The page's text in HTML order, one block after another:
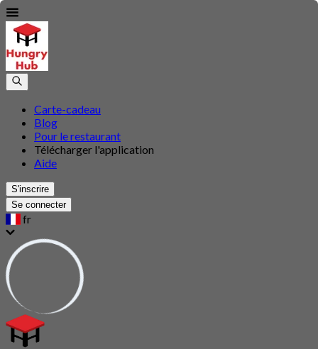
Carte-cadeau
Blog
Pour le restaurant
Télécharger l'application
Aide
S'inscrire
Se connecter
fr